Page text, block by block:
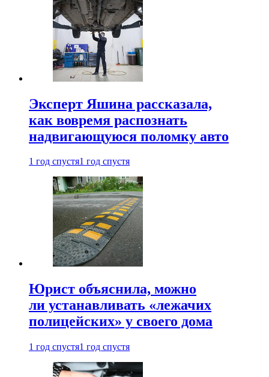
Эксперт Яшина рассказала,
как вовремя распознать
надвигающуюся поломку авто
1 год спустя1 год спустя
Юрист объяснила, можно
ли устанавливать «лежачих
полицейских» у своего дома
1 год спустя1 год спустя